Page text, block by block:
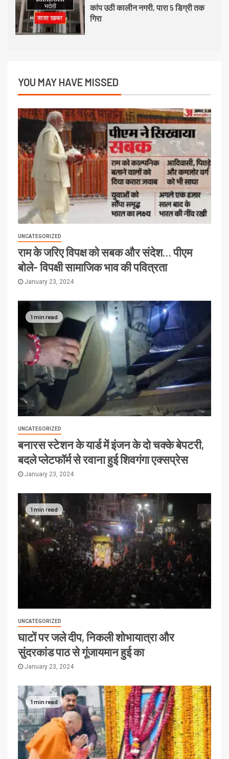
कांप उठी कालीन नगरी, पारा 5 डिग्री तक
गिरा
YOU MAY HAVE MISSED
UNCATEGORIZED
राम के जरिए विपक्ष को सबक और संदेश… पीएम
बोले- विपक्षी सामाजिक भाव की पवित्रता
January 23, 2024
1 min read
UNCATEGORIZED
बनारस स्टेशन के यार्ड में इंजन के दो चक्के बेपटरी,
बदले प्लेटफॉर्म से रवाना हुई शिवगंगा एक्सप्रेस
January 23, 2024
1 min read
UNCATEGORIZED
घाटों पर जले दीप, निकली शोभायात्रा और
सुंदरकांड पाठ से गूंजायमान हुई का
January 23, 2024
1 min read